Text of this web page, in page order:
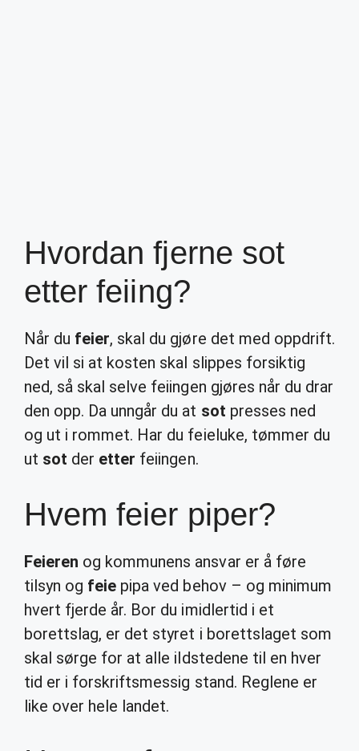
Hvordan fjerne sot
etter feiing?
Når du feier, skal du gjøre det med oppdrift.
Det vil si at kosten skal slippes forsiktig
ned, så skal selve feiingen gjøres når du drar
den opp. Da unngår du at sot presses ned
og ut i rommet. Har du feieluke, tømmer du
ut sot der etter feiingen.
Hvem feier piper?
Feieren og kommunens ansvar er å føre
tilsyn og feie pipa ved behov – og minimum
hvert fjerde år. Bor du imidlertid i et
borettslag, er det styret i borettslaget som
skal sørge for at alle ildstedene til en hver
tid er i forskriftsmessig stand. Reglene er
like over hele landet.